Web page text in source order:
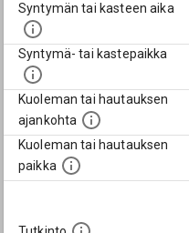
Syntymän tai kasteen aika
Syntymä- tai kastepaikka
Kuoleman tai hautauksen
ajankohta
Kuoleman tai hautauksen
paikka